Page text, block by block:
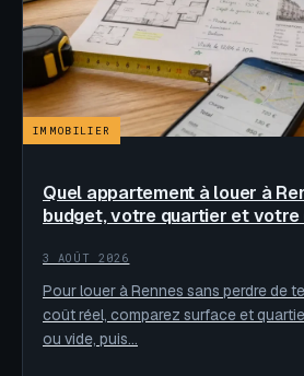
IMMOBILIER
Quel appartement à louer à
budget, votre quartier et votre
3 AOÛT 2026
Pour louer à Rennes sans perdre de
coût réel, comparez surface et
ou vide, puis…